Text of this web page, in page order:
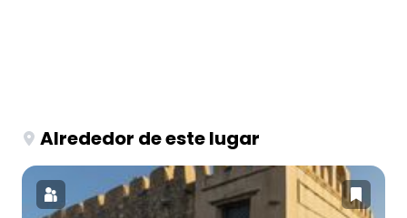
Alrededor de este lugar